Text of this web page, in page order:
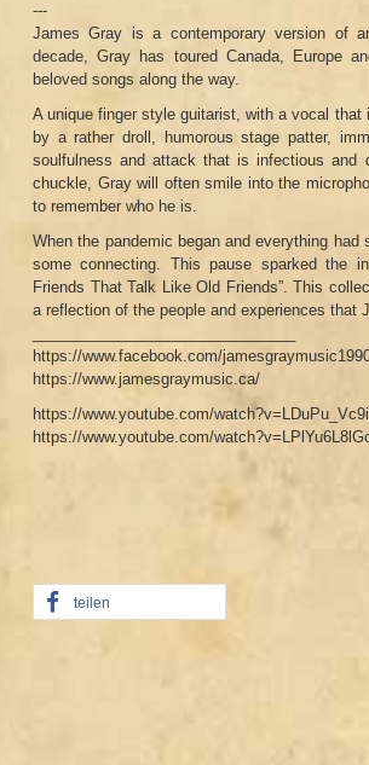
---
James Gray is a contemporary version of
decade, Gray has toured Canada, Europe
beloved songs along the way.
A unique finger style guitarist, with a vocal
by a rather droll, humorous stage patter,
soulfulness and attack that is infectious and
chuckle, Gray will often smile into the
to remember who he is.
When the pandemic began and everything
some connecting. This pause sparked the
Friends That Talk Like Old Friends”. This
a reflection of the people and experiences that
https://www.facebook.com/
https://www.jamesgraymusic.ca/
https://www.youtube.com/
https://www.youtube.com/
teilen